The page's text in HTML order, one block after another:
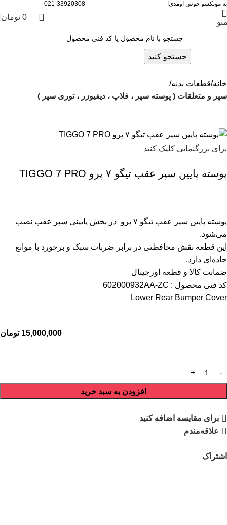
به موتکسو خوش اومدی! 021-33920308
0 تومان
جستجو کنید
خانه قطعات بدنه
سپر و متعلقات ( پوسته سپر ، فلاپ ، دیفیوزر ، توری سپر )
برای بزرگنمایی کلیک کنید
پوسته پایین سپر عقب تیگو ۷ پرو TIGGO 7 PRO
پوسته پایین سپر عقب تیگو ۷ پرو
در بخش پایینی سپر عقب نصب
می‌شود.
این قطعه نقش محافظتی در برابر ضربات سبک و برخورد با موانع
جاده‌ای دارد.
ضمانت کالا و قطعه اورجینال
کد فنی محصول : 602000932AA-ZC
Lower Rear Bumper Cover
15,000,000 تومان
افزودن به سبد خرید
برای مقایسه اضافه کنید
علاقه‌مندم
اشتراک